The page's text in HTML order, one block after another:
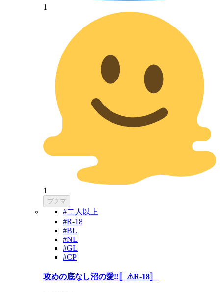
1
1
ブクマ
#二人以上
#R-18
#BL
#NL
#GL
#CP
攻めの底なし沼の愛‼️〚⚠R-18〛